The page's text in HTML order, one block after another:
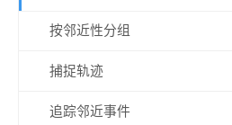
按邻近性分组
捕捉轨迹
追踪邻近事件